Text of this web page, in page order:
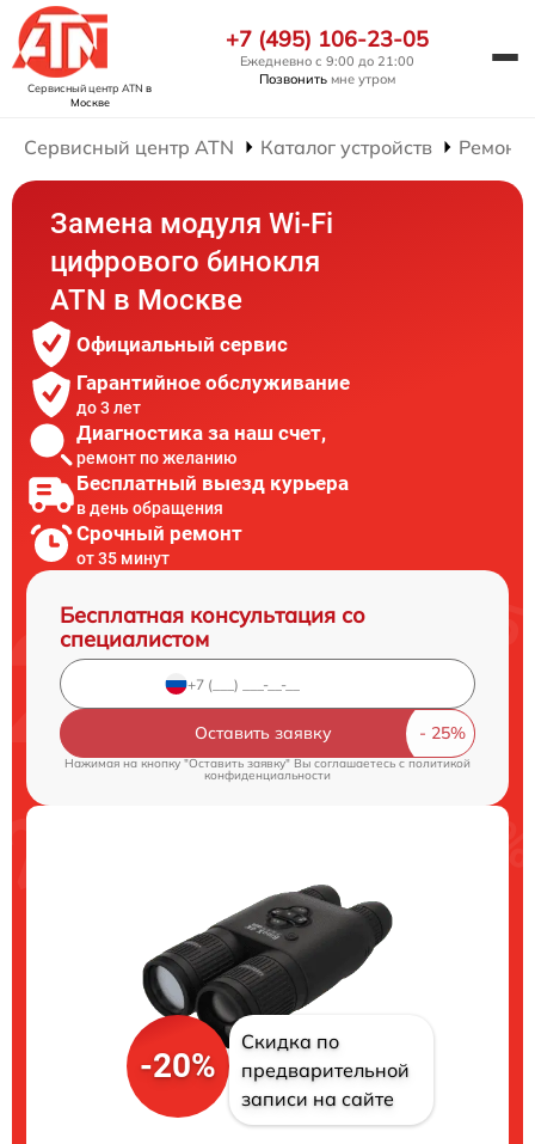
Сервисный центр ATN в
Москве
+7 (495) 106-23-05
Ежедневно с 9:00 до 21:00
Позвонить мне утром
Сервисный центр ATN Каталог устройств Ремонт
Замена модуля Wi-Fi
цифрового бинокля
ATN в Москве
Официальный сервис
Гарантийное обслуживание
до 3 лет
Диагностика за наш счет,
ремонт по желанию
Бесплатный выезд курьера
в день обращения
Срочный ремонт
от 35 минут
Бесплатная консультация со
специалистом
Оставить заявку
Нажимая на кнопку "Оставить заявку" Вы соглашаетесь cполитикой
конфиденциальности
-20%
Скидка по
предварительной
записи на сайте